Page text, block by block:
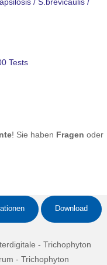
/ S.brevicaulis /
Tests
! Sie haben Fragen oder
Download
- Trichophyton
- Trichophyton